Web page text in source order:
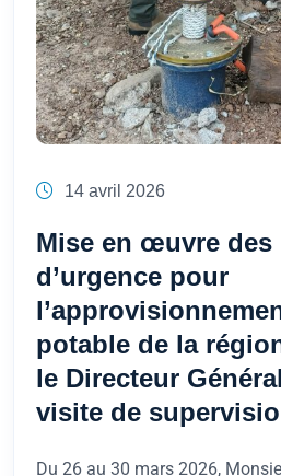
14 avril 2026
Mise en œuvre des
d’urgence pour
potable de la
le Directeur
visite de
Du 26 au 30 mars 2026,